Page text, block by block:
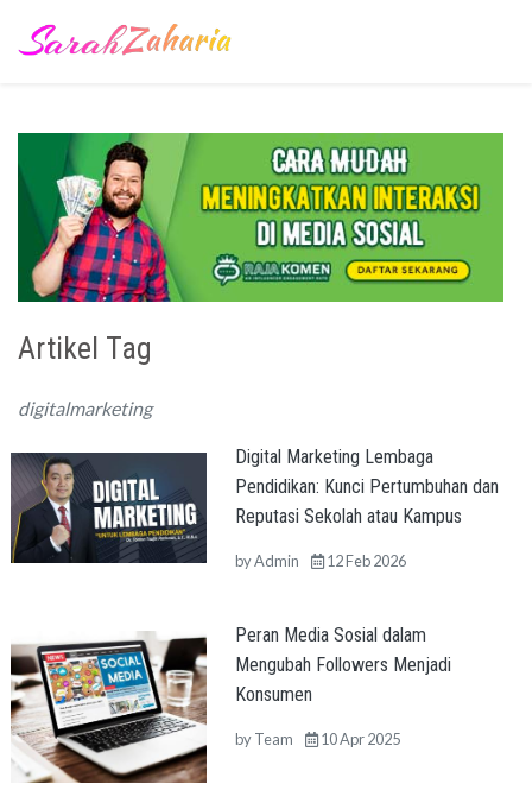
Artikel Tag
digitalmarketing
Digital Marketing Lembaga
Pendidikan: Kunci Pertumbuhan dan
Reputasi Sekolah atau Kampus
byAdmin 12 Feb 2026
Peran Media Sosial dalam
Mengubah Followers Menjadi
Konsumen
byTeam 10 Apr 2025